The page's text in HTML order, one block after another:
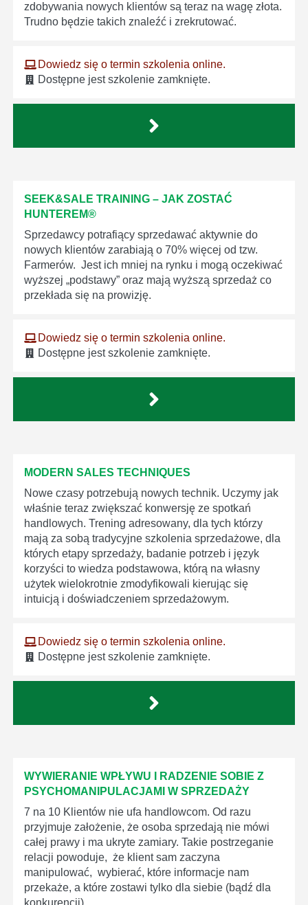
zdobywania nowych klientów są teraz na wagę złota.
Trudno będzie takich znaleźć i zrekrutować.
Dowiedz się o termin szkolenia online.
Dostępne jest szkolenie zamknięte.
SEEK&SALE TRAINING – JAK ZOSTAĆ
HUNTEREM®
Sprzedawcy potrafiący sprzedawać aktywnie do
nowych klientów zarabiają o 70% więcej od tzw.
Farmerów. Jest ich mniej na rynku i mogą oczekiwać
wyższej „podstawy” oraz mają wyższą sprzedaż co
przekłada się na prowizję.
Dowiedz się o termin szkolenia online.
Dostępne jest szkolenie zamknięte.
MODERN SALES TECHNIQUES
Nowe czasy potrzebują nowych technik. Uczymy jak
właśnie teraz zwiększać konwersję ze spotkań
handlowych. Trening adresowany, dla tych którzy
mają za sobą tradycyjne szkolenia sprzedażowe, dla
których etapy sprzedaży, badanie potrzeb i język
korzyści to wiedza podstawowa, którą na własny
użytek wielokrotnie zmodyfikowali kierując się
intuicją i doświadczeniem sprzedażowym.
Dowiedz się o termin szkolenia online.
Dostępne jest szkolenie zamknięte.
WYWIERANIE WPŁYWU I RADZENIE SOBIE Z
PSYCHOMANIPULACJAMI W SPRZEDAŻY
7 na 10 Klientów nie ufa handlowcom. Od razu
przyjmuje założenie, że osoba sprzedają nie mówi
całej prawy i ma ukryte zamiary. Takie postrzeganie
relacji powoduje, że klient sam zaczyna
manipulować, wybierać, które informacje nam
przekaże, a które zostawi tylko dla siebie (bądź dla